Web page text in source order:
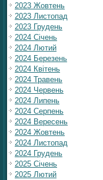
2023 Жовтень
2023 Листопад
2023 Грудень
2024 Січень
2024 Лютий
2024 Березень
2024 Квітень
2024 Травень
2024 Червень
2024 Липень
2024 Серпень
2024 Вересень
2024 Жовтень
2024 Листопад
2024 Грудень
2025 Січень
2025 Лютий